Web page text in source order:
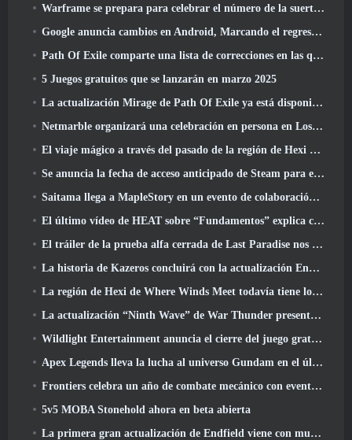
Warframe se prepara para celebrar el número de la suerte 13 Con eventos de aniversario
Google anuncia cambios en Android, Marcando el regreso de Fortnite a Play Store
Path Of Exile comparte una lista de correcciones en las que se está trabajando después del lanzamiento de Mirage
5 Juegos gratuitos que se lanzarán en marzo 2025
La actualización Mirage de Path Of Exile ya está disponible
Netmarble organizará una celebración en persona en Los Ángeles. Antes de los siete pecados capitales: Lanzamiento de origen
El viaje mágico a través del pasado de la región de Hexi comienza donde los vientos se encuentran hoy
Se anuncia la fecha de acceso anticipado de Steam para el ARPG Crystalfall de Steampunk
Saitama llega a MapleStory en un evento de colaboración con One-Punch Man
El último vídeo de HEAT sobre “Fundamentos” explica cómo trabajan juntos los agentes y los tanques
El tráiler de la prueba alfa cerrada de Last Paradise nos recuerda cómo es realmente sobrevivir al Apocalipsis zombi
La historia de Kazeros concluirá con la actualización Ends Of The Abyss de Lost Ark
La región de Hexi de Where Winds Meet todavía tiene lo que los jugadores aman y al mismo tiempo es una experiencia única
La actualización “Ninth Wave” de War Thunder presenta aviones de rango IX
Wildlight Entertainment anuncia el cierre del juego gratuito Hero Shooter Highguard
Apex Legends lleva la lucha al universo Gundam en el último evento cruzado
Frontiers celebra un año de combate mecánico con eventos de aniversario
5v5 MOBA Stonehold ahora en beta abierta
La primera gran actualización de Endfield viene con muchas optimizaciones